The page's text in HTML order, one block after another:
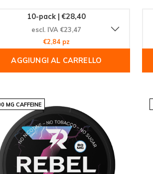
10-pack | €28,40
escl. IVA €23,47
€2,84 pz
AGGIUNGI AL CARRELLO
MG CAFFEINE